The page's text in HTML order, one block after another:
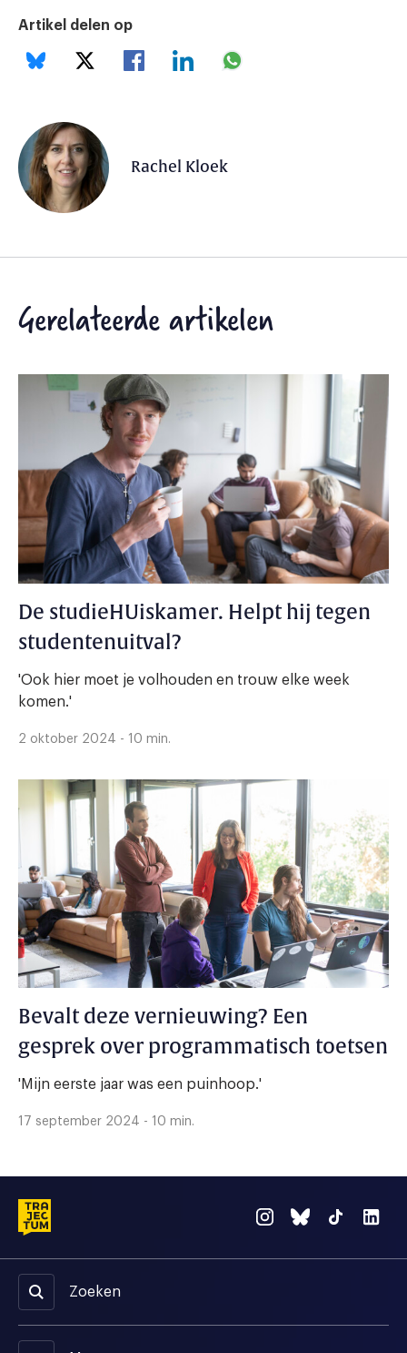
Artikel delen op
Rachel Kloek
Gerelateerde artikelen
De studieHUiskamer. Helpt hij tegen
studentenuitval?
'Ook hier moet je volhouden en trouw elke week
komen.'
2 oktober 2024 - 10 min.
Bevalt deze vernieuwing? Een
gesprek over programmatisch toetsen
'Mijn eerste jaar was een puinhoop.'
17 september 2024 - 10 min.
Zoeken